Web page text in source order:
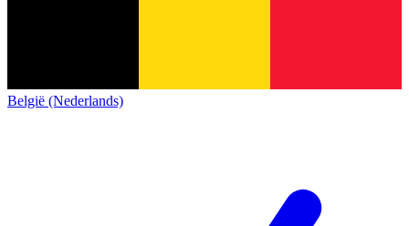
België (Nederlands)